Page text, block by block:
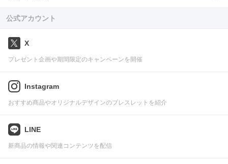
公式アカウント
X
プレゼント企画や期間限定のキャンペーンを開催
Instagram
おすすめ商品やオリジナルデザインのブレスレットを紹介
LINE
新商品の情報や関連コンテンツを配信